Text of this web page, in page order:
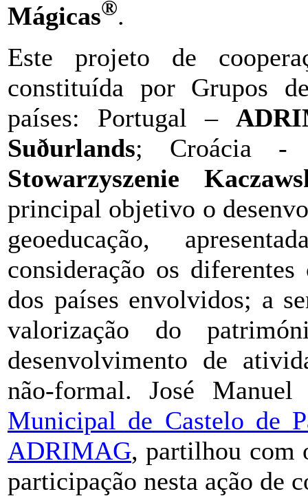
Mágicas®.
Este projeto de
constituída por Grupos
países: Portugal –
Suðurlands; Croácia
Stowarzyszenie
principal objetivo o
geoeducação,
consideração os
dos países envolvidos; a
valorização do
desenvolvimento de
não-formal. José
Municipal de Castelo de
ADRIMAG, partilhou com
participação nesta ação de